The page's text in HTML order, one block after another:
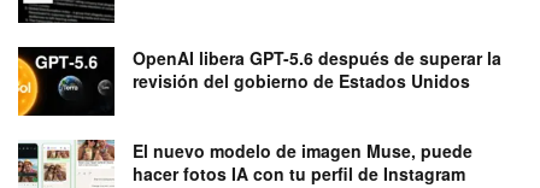
OpenAI libera GPT-5.6 después de superar la
revisión del gobierno de Estados Unidos
El nuevo modelo de imagen Muse, puede
hacer fotos IA con tu perfil de Instagram